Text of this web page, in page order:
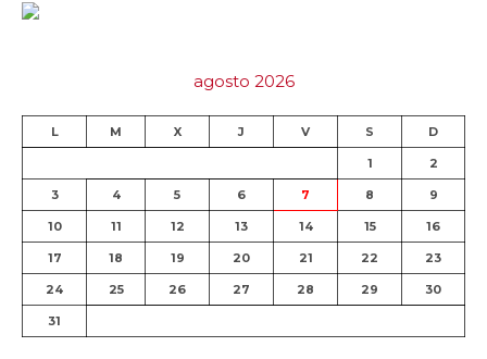
agosto 2026
L M X J V S D
1 2
3 4 5 6 7 8 9
10 11 12 13 14 15 16
17 18 19 20 21 22 23
24 25 26 27 28 29 30
31